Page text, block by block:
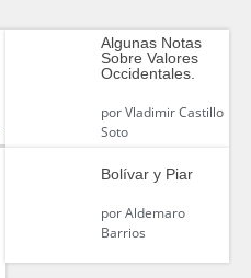
Algunas Notas
Sobre Valores
Occidentales.
porVladimir Castillo
Soto
Bolívar y Piar
porAldemaro
Barrios